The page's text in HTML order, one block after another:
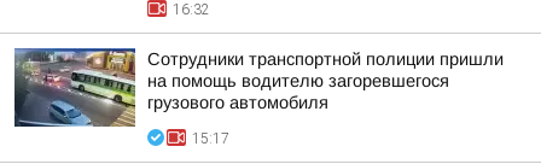
16:32
Сотрудники транспортной полиции пришли
на помощь водителю загоревшегося
грузового автомобиля
15:17